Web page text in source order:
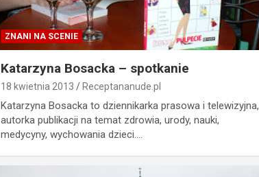
ZNANI NA SCENIE
Katarzyna Bosacka – spotkanie
18 kwietnia 2013 Receptananude.pl
Katarzyna Bosacka to dziennikarka prasowa i telewizyjna,
autorka publikacji na temat zdrowia, urody, nauki,
medycyny, wychowania dzieci.…